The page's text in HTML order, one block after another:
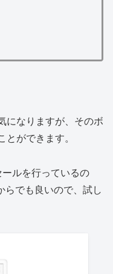
になりますが、そのボ
とができます。
ルを行っているの
らでも良いので、試し